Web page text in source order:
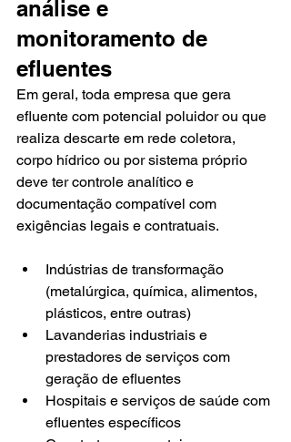
análise e
monitoramento de
efluentes
Em geral, toda empresa que gera
efluente com potencial poluidor ou que
realiza descarte em rede coletora,
corpo hídrico ou por sistema próprio
deve ter controle analítico e
documentação compatível com
exigências legais e contratuais.
Indústrias de transformação
(metalúrgica, química, alimentos,
plásticos, entre outras)
Lavanderias industriais e
prestadores de serviços com
geração de efluentes
Hospitais e serviços de saúde com
efluentes específicos